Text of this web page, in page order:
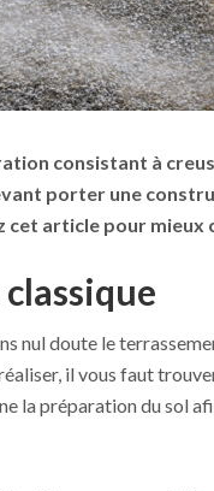
consistant à
porter une
cet article pour mieux
nul doute le
il vous faut
la préparation du sol